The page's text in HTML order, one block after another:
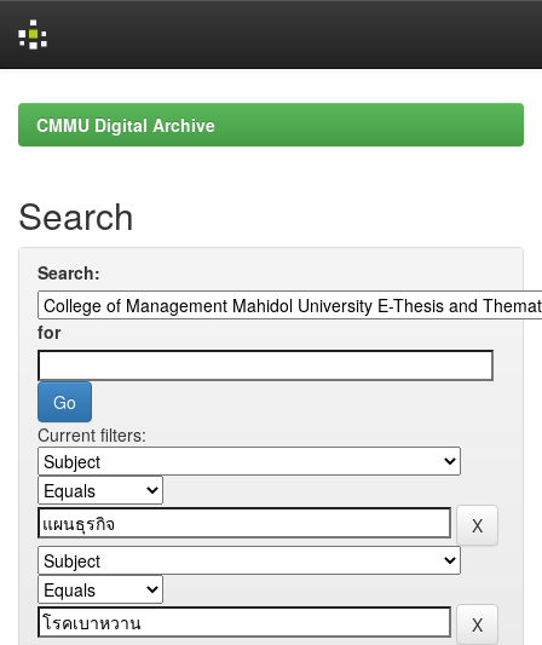
navigationCMMU Digital Archive
Search
Search:
for
Current filters: